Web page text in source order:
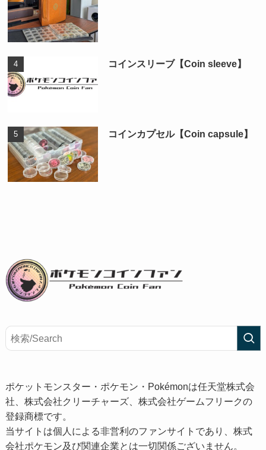
コインスリーブ【Coin sleeve】
コインカプセル【Coin capsule】
ポケットモンスター・ポケモン・Pokémonは任天堂株式会
社、株式会社クリーチャーズ、株式会社ゲームフリークの
登録商標です。
当サイトは個人による非営利のファンサイトであり、株式
会社ポケモン及び関連企業とは一切関係ございません。